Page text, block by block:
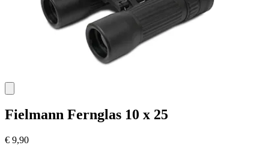
Fielmann Fernglas 10 x 25
€ 9,90